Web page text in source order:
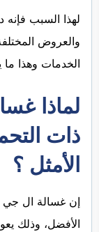
لهذا السبب فإنه
والعروض
الخدمات وهذا ما
لماذا
ذات
الأمثل ؟
إن غسالة ال جي
الأفضل، وذلك